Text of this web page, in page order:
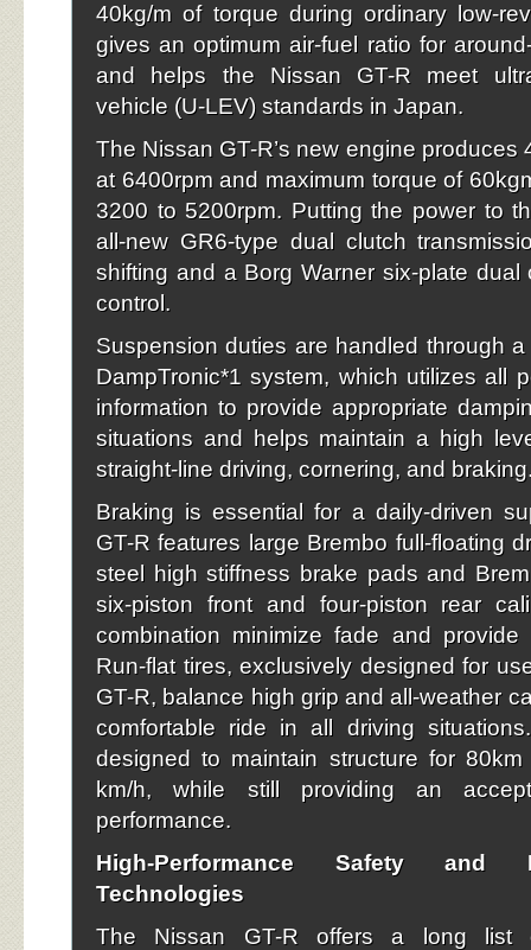
40kg/m of torque during ordinary low-
gives an optimum air-fuel ratio for
and helps the Nissan GT-R meet
vehicle (U-LEV) standards in Japan.
The Nissan GT-R’s new engine produces
at 6400rpm and maximum torque of
3200 to 5200rpm. Putting the power to
all-new GR6-type dual clutch
shifting and a Borg Warner six-plate dual
control.
Suspension duties are handled through
DampTronic*1 system, which utilizes all
information to provide appropriate
situations and helps maintain a high
straight-line driving, cornering, and
Braking is essential for a daily-driven
GT-R features large Brembo full-floating
steel high stiffness brake pads and
six-piston front and four-piston rear
combination minimize fade and provide
Run-flat tires, exclusively designed for
GT-R, balance high grip and all-weather
comfortable ride in all driving
designed to maintain structure for
km/h, while still providing an
performance.
High-Performance Safety and
Technologies
The Nissan GT-R offers a long list